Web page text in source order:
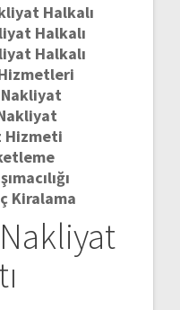
Halkalı
Halkalı
Halkalı
Hizmeti
Kiralama